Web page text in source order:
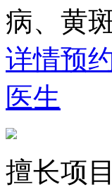
病、黄
详情预
医生
擅长项目